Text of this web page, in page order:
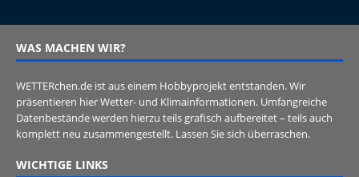
WAS MACHEN WIR?
WETTERchen.de ist aus einem Hobbyprojekt entstanden. Wir
präsentieren hier Wetter- und Klimainformationen. Umfangreiche
Datenbestände werden hierzu teils grafisch aufbereitet – teils auch
komplett neu zusammengestellt. Lassen Sie sich überraschen.
WICHTIGE LINKS